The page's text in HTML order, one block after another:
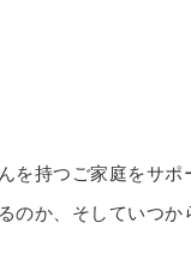
を持つご家庭をサ
のか、そしていつ